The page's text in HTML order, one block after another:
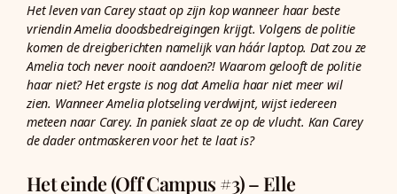
Het leven van Carey staat op zijn kop wanneer haar beste
vriendin Amelia doodsbedreigingen krijgt. Volgens de politie
komen de dreigberichten namelijk van háár laptop. Dat zou ze
Amelia toch never nooit aandoen?! Waarom gelooft de politie
haar niet? Het ergste is nog dat Amelia haar niet meer wil
zien. Wanneer Amelia plotseling verdwijnt, wijst iedereen
meteen naar Carey. In paniek slaat ze op de vlucht. Kan Carey
de dader ontmaskeren voor het te laat is?
Het einde (Off Campus #3) – Elle